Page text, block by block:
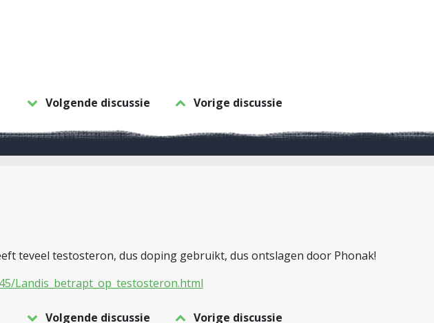
Volgende discussie Vorige discussie
teveel testosteron, dus doping gebruikt, dus ontslagen door Phonak!
Landis_betrapt_op_testosteron.html
Volgende discussie Vorige discussie